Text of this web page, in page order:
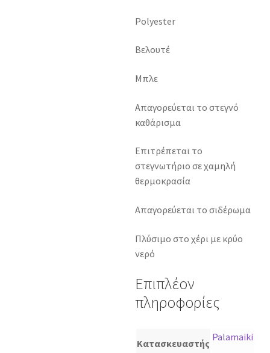
Polyester
Βελουτέ
Μπλε
Απαγορεύεται το στεγνό
καθάρισμα
Επιτρέπεται το
στεγνωτήριο σε χαμηλή
θερμοκρασία
Απαγορεύεται το σιδέρωμα
Πλύσιμο στο χέρι με κρύο
νερό
Επιπλέον
πληροφορίες
Κατασκευαστής
Palamaiki